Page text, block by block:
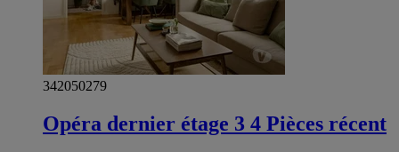
342050279
Opéra dernier étage 3 4 Pièces récent